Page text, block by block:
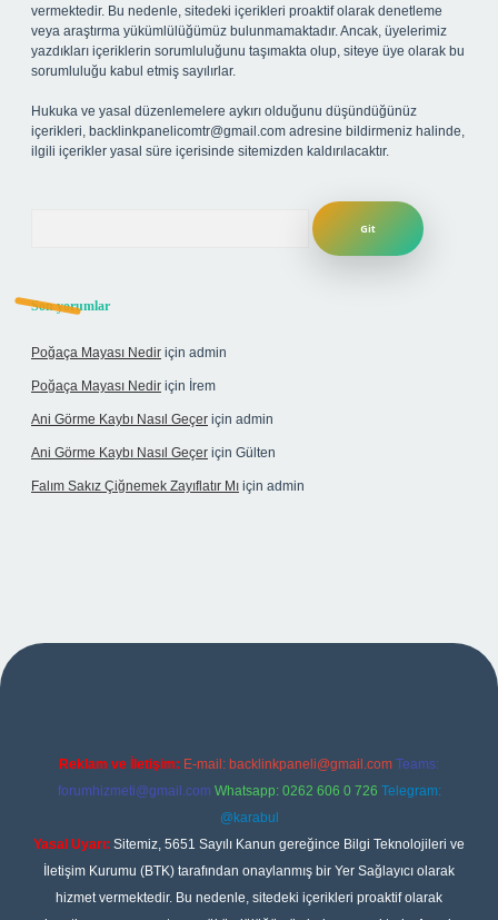
vermektedir. Bu nedenle, sitedeki içerikleri proaktif olarak denetleme
veya araştırma yükümlülüğümüz bulunmamaktadır. Ancak, üyelerimiz
yazdıkları içeriklerin sorumluluğunu taşımakta olup, siteye üye olarak bu
sorumluluğu kabul etmiş sayılırlar.
Hukuka ve yasal düzenlemelere aykırı olduğunu düşündüğünüz
içerikleri, backlinkpanelicomtr@gmail.com adresine bildirmeniz halinde,
ilgili içerikler yasal süre içerisinde sitemizden kaldırılacaktır.
Son yorumlar
Poğaça Mayası Nedir için admin
Poğaça Mayası Nedir için İrem
Ani Görme Kaybı Nasıl Geçer için admin
Ani Görme Kaybı Nasıl Geçer için Gülten
Falım Sakız Çiğnemek Zayıflatır Mı için admin
Reklam ve İletişim: E-mail: backlinkpaneli@gmail.com Teams:
forumhizmeti@gmail.com Whatsapp: 0262 606 0 726 Telegram:
@karabul
Yasal Uyarı: Sitemiz, 5651 Sayılı Kanun gereğince Bilgi Teknolojileri ve
İletişim Kurumu (BTK) tarafından onaylanmış bir Yer Sağlayıcı olarak
hizmet vermektedir. Bu nedenle, sitedeki içerikleri proaktif olarak